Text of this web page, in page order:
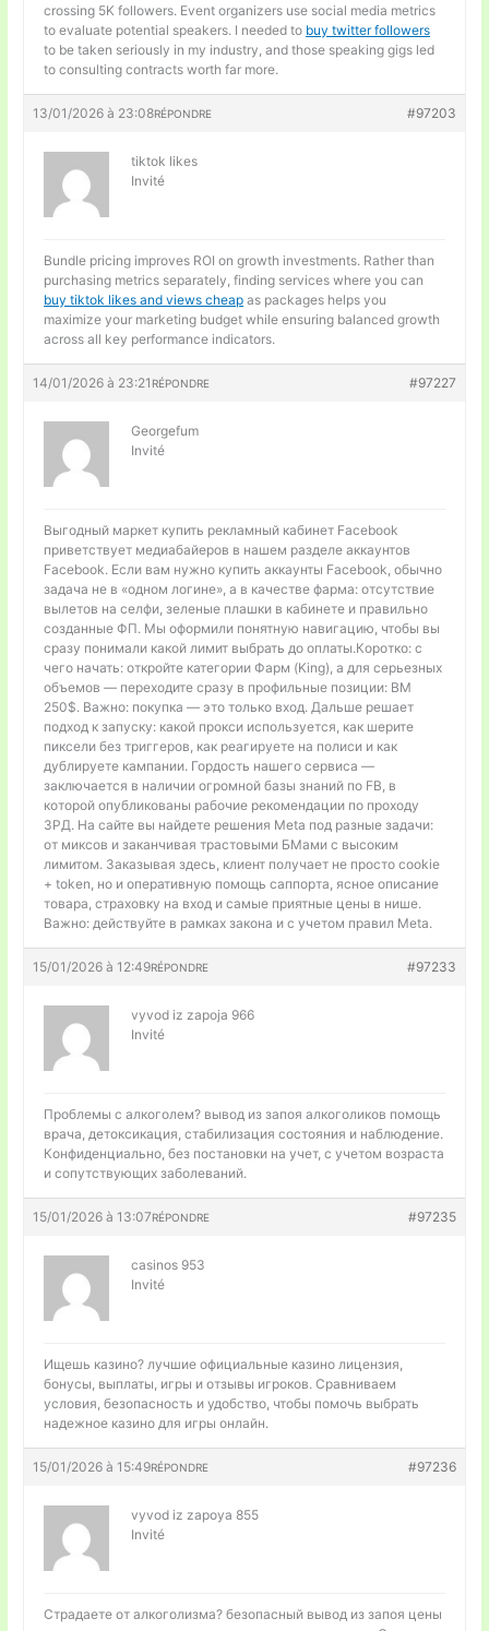
crossing 5K followers. Event organizers use social media metrics
to evaluate potential speakers. I needed to buy twitter followers
to be taken seriously in my industry, and those speaking gigs led
to consulting contracts worth far more.
13/01/2026 à 23:08 #97203
RÉPONDRE
tiktok likes
Invité
Bundle pricing improves ROI on growth investments. Rather than
purchasing metrics separately, finding services where you can
buy tiktok likes and views cheap as packages helps you
maximize your marketing budget while ensuring balanced growth
across all key performance indicators.
14/01/2026 à 23:21 #97227
RÉPONDRE
Georgefum
Invité
Выгодный маркет купить рекламный кабинет Facebook
приветствует медиабайеров в нашем разделе аккаунтов
Facebook. Если вам нужно купить аккаунты Facebook, обычно
задача не в «одном логине», а в качестве фарма: отсутствие
вылетов на селфи, зеленые плашки в кабинете и правильно
созданные ФП. Мы оформили понятную навигацию, чтобы вы
сразу понимали какой лимит выбрать до оплаты.Коротко: с
чего начать: откройте категории Фарм (King), а для серьезных
объемов — переходите сразу в профильные позиции: BM
250$. Важно: покупка — это только вход. Дальше решает
подход к запуску: какой прокси используется, как шерите
пиксели без триггеров, как реагируете на полиси и как
дублируете кампании. Гордость нашего сервиса —
заключается в наличии огромной базы знаний по FB, в
которой опубликованы рабочие рекомендации по проходу
ЗРД. На сайте вы найдете решения Meta под разные задачи:
от миксов и заканчивая трастовыми БМами с высоким
лимитом. Заказывая здесь, клиент получает не просто cookie
+ token, но и оперативную помощь саппорта, ясное описание
товара, страховку на вход и самые приятные цены в нише.
Важно: действуйте в рамках закона и с учетом правил Meta.
15/01/2026 à 12:49 #97233
RÉPONDRE
vyvod iz zapoja 966
Invité
Проблемы с алкоголем? вывод из запоя алкоголиков помощь
врача, детоксикация, стабилизация состояния и наблюдение.
Конфиденциально, без постановки на учет, с учетом возраста
и сопутствующих заболеваний.
15/01/2026 à 13:07 #97235
RÉPONDRE
casinos 953
Invité
Ищешь казино? лучшие официальные казино лицензия,
бонусы, выплаты, игры и отзывы игроков. Сравниваем
условия, безопасность и удобство, чтобы помочь выбрать
надежное казино для игры онлайн.
15/01/2026 à 15:49 #97236
RÉPONDRE
vyvod iz zapoya 855
Invité
Страдаете от алкоголизма?безопасный вывод из запоя цены